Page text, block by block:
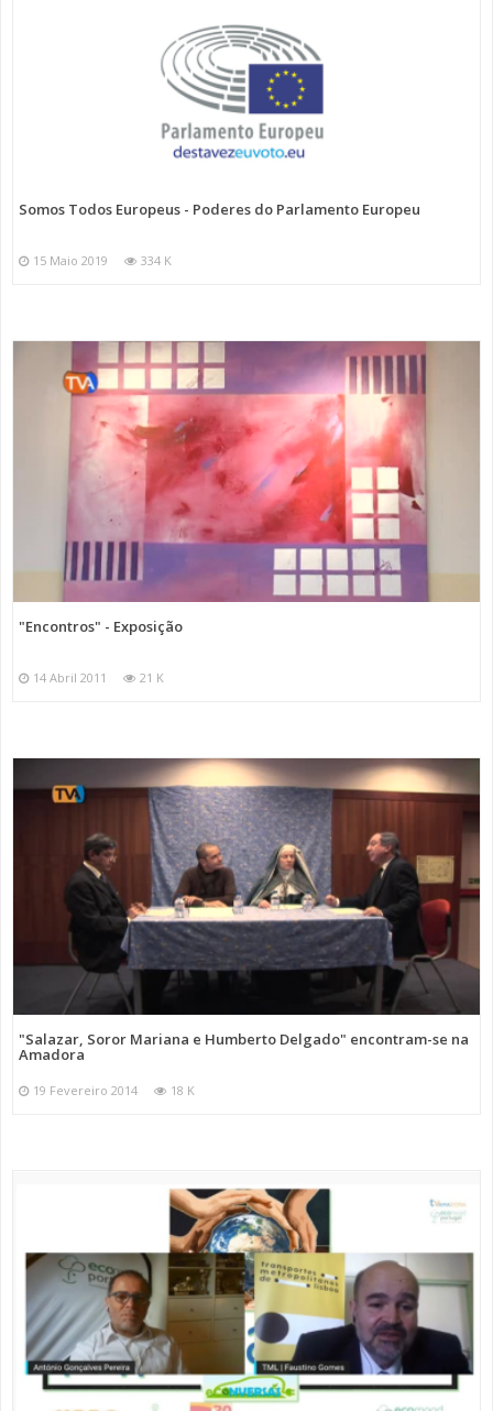
Somos Todos Europeus - Poderes do Parlamento Europeu
15 Maio 2019 334 K
"Encontros" - Exposição
14 Abril 2011 21 K
"Salazar, Soror Mariana e Humberto Delgado" encontram-se na
Amadora
19 Fevereiro 2014 18 K